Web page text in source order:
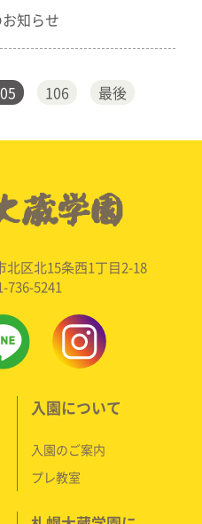
知らせ
106 最後
区北15条西1丁目2-18
736-5241
入園について
入園のご案内
プレ教室